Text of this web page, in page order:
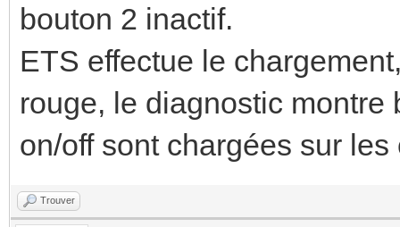
bouton 2 inactif.
ETS effectue le
rouge, le diagnostic montre
on/off sont chargées sur
Trouver